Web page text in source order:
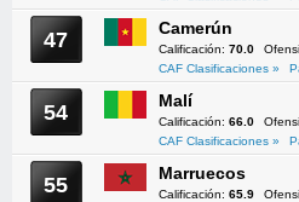
47 Camerún
Calificación: 70.0
CAF Clasificaciones »
54 Malí
Calificación: 66.0
CAF Clasificaciones »
55 Marruecos
Calificación: 65.9